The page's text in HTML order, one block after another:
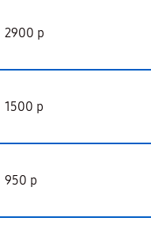
2900 р
1500 р
950 р